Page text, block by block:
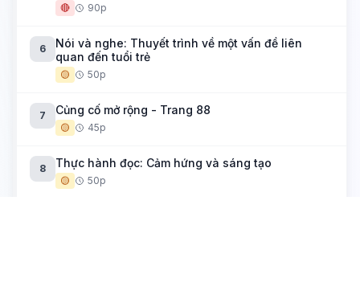
🔴 90p
6
Nói và nghe: Thuyết trình về một vấn đề liên
quan đến tuổi trẻ
🟡 50p
7 Củng cố mở rộng - Trang 88
🟡 45p
8 Thực hành đọc: Cảm hứng và sáng tạo
🟡 50p